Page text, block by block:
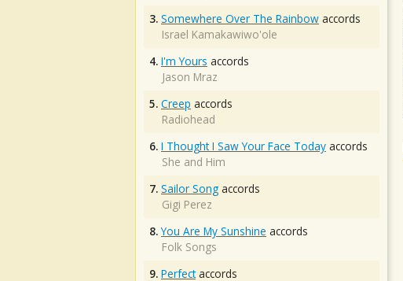
3. Somewhere Over The Rainbow accords
Israel Kamakawiwo'ole
4. I'm Yours accords
Jason Mraz
5. Creep accords
Radiohead
6. I Thought I Saw Your Face Today accords
She and Him
7. Sailor Song accords
Gigi Perez
8. You Are My Sunshine accords
Folk Songs
9. Perfectaccords